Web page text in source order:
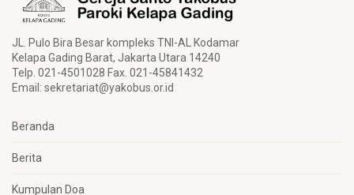
JL. Pulo Bira Besar kompleks TNI-AL Kodamar
Kelapa Gading Barat, Jakarta Utara 14240
Telp. 021-4501028 Fax. 021-45841432
Email: sekretariat@yakobus.or.id
Beranda
Berita
Kumpulan Doa